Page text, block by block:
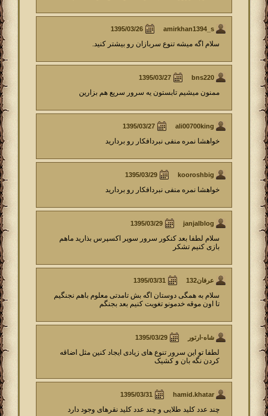
amirkhan1394_s
سلام اگه میشه تنوع سربازان رو بیشتر کنید.
bns220
ممنون میشیم تابستون یه سرور سریع هم بزارین
ali00700king
خواهشا نمره منفی نبردافکار رو بردارید
kooroshbig
خواهشا نمره منفی نبردافکار رو بردارید
janjalblog
سلام لطفا بعد کنکور سرور سوپر اکسپرس بذارید ماهم
بازی کنیم تشکر
عرفان132
سلام به همگی دوستان اگه بش تامدتی معلوم باهم نجنگیم
تا اون موقه خدمونو تغویت کنیم بعد بجنگم
شاه-ارتور
لطفا تو این سرور تنوع های زیادی ایجاد کنین مثل اضاقه
کردن نگه بان و کشیک
hamid.khatar
چند عدد کلید طلایی و چند عدد کلید نقرهای وجود دارد